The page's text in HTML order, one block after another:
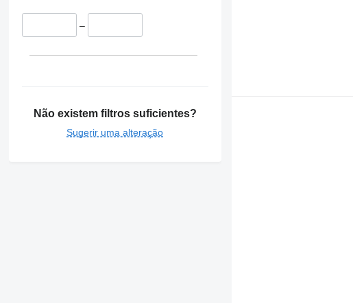
–
Não existem filtros suficientes?
Sugerir uma alteração